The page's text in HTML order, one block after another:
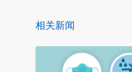
相关新闻